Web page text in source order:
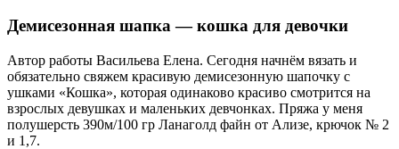
Демисезонная шапка — кошка для девочки
Автор работы Васильева Елена. Сегодня начнём вязать и
обязательно свяжем красивую демисезонную шапочку с
ушками «Кошка», которая одинаково красиво смотрится на
взрослых девушках и маленьких девчонках. Пряжа у меня
полушерсть 390м/100 гр Ланаголд файн от Ализе, крючок № 2
и 1,7.